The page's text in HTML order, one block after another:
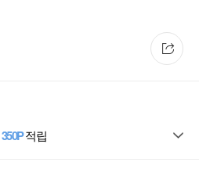
350P적립